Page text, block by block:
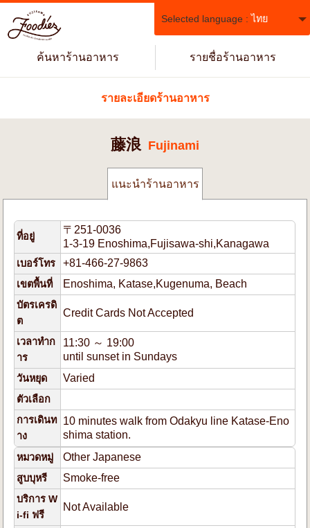
Selected language :ไทย
ค้นหาร้านอาหาร รายชื่อร้านอาหาร
รายละเอียดร้านอาหาร
藤浪 Fujinami
แนะนำร้านอาหาร
ที่อยู่
〒251-0036
1-3-19 Enoshima,Fujisawa-shi,Kanagawa
เบอร์โทร +81-466-27-9863
เขตพื้นที่ Enoshima, Katase,Kugenuma, Beach
บัตรเครดิ
ต
Credit Cards Not Accepted
เวลาทำก
าร
11:30 ～ 19:00
until sunset in Sundays
วันหยุด Varied
ตัวเลือก
การเดินท
าง
10 minutes walk from Odakyu line Katase-Eno
shima station.
หมวดหมู่ Other Japanese
สูบบุหรี Smoke-free
บริการ W
i-fi ฟรี
Not Available